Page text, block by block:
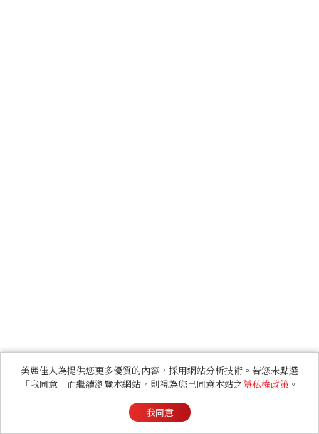
美麗佳人為提供您更多優質的內容，採用網站分析技術。若您未點選
「我同意」而繼續瀏覽本網站，則視為您已同意本站之隱私權政策 。
我同意